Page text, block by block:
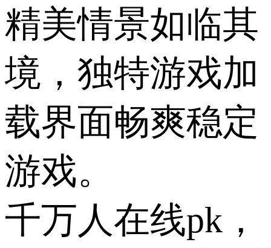
精美情景如临其
境，独特游戏加
载界面畅爽稳定
游戏。
千万人在线pk，